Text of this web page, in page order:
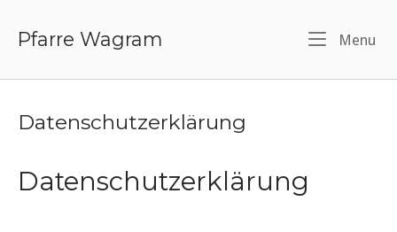
content
Pfarre Wagram Menu
Datenschutzerklärung
Datenschutzerklärung